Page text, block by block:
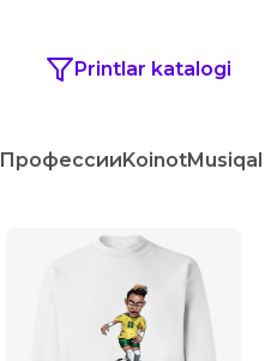
Printlar katalogi
ПрофессииKoinotMusiqa